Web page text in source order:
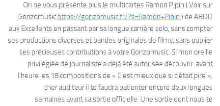
On ne vous présente plus le multicartes Ramon Pipin ( Voir sur
Gonzomusic https://gonzomusic.fr/?s=Ramon+Pipin ) de ABDD
aux Excellents en passant par sa longue carrière solo, sans compter
ses productions diverses et bandes originales de films, sans oublier
ses précieuses contributions à votre Gonzomusic. Si mon oreille
privilégiée de journaliste a déjà été autorisée découvrir avant
l’heure les 18 compositions de « C’est mieux que si c’était pire »,
cher auditeur il te faudra patienter encore deux longues
semaines avant sa sortie officielle. Une sortie dont nous te